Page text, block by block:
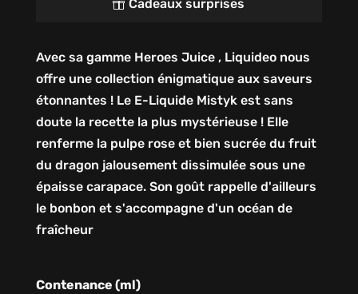
 Cadeaux surprises
Avec sa gamme Heroes Juice , Liquideo nous
offre une collection énigmatique aux saveurs
étonnantes ! Le E-Liquide Mistyk est sans
doute la recette la plus mystérieuse ! Elle
renferme la pulpe rose et bien sucrée du fruit
du dragon jalousement dissimulée sous une
épaisse carapace. Son goût rappelle d'ailleurs
le bonbon et s'accompagne d'un océan de
fraîcheur
Contenance (ml)